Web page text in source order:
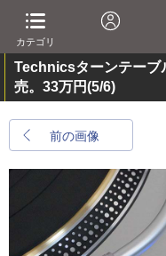
カテゴリ
Technicsターンテーブ
売。33万円(5/6)
前の画像